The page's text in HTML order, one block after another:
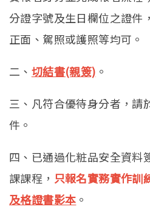
分證字號及生日欄位之證件
正面、駕照或護照等均可。
二、 切結書(親簽) 。
三、凡符合優待身分者，請
件。
四、已通過化粧品安全資料
課課程， 只報名實務實作訓
及格證書影本 。